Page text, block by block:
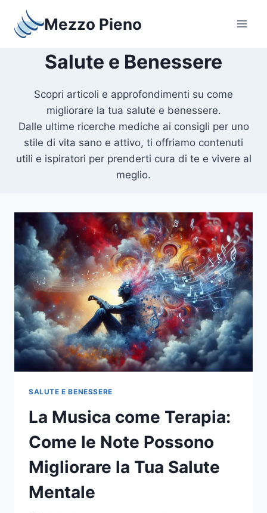
contenuto
Mezzo Pieno
Salute e Benessere
Scopri articoli e approfondimenti su come
migliorare la tua salute e benessere.
Dalle ultime ricerche mediche ai consigli per uno
stile di vita sano e attivo, ti offriamo contenuti
utili e ispiratori per prenderti cura di te e vivere al
meglio.
SALUTE E BENESSERE
La Musica come Terapia:
Come le Note Possono
Migliorare la Tua Salute
Mentale